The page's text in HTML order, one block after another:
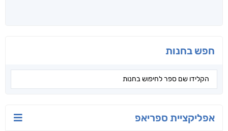
חפש בחנות
אפליקציית ספריאפ